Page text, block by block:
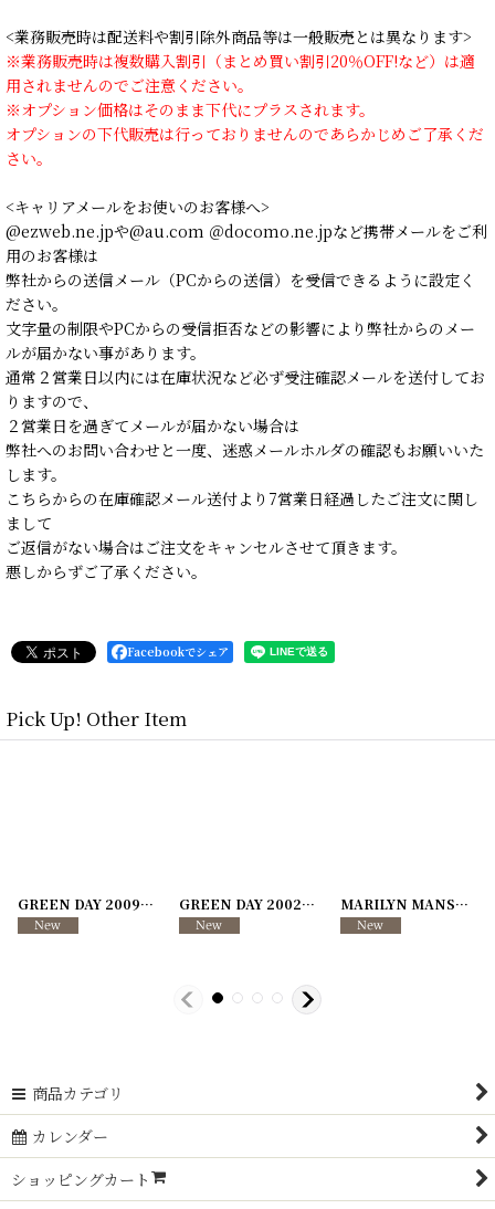
<業務販売時は配送料や割引除外商品等は一般販売とは異なります>
※業務販売時は複数購入割引（まとめ買い割引20％OFF!など）は適
用されませんのでご注意ください。
※オプション価格はそのまま下代にプラスされます。
オプションの下代販売は行っておりませんのであらかじめご了承くだ
さい。
<キャリアメールをお使いのお客様へ>
@ezweb.ne.jpや@au.com ＠docomo.ne.jpなど携帯メールをご利
用のお客様は
弊社からの送信メール（PCからの送信）を受信できるように設定く
ださい。
文字量の制限やPCからの受信拒否などの影響により弊社からのメー
ルが届かない事があります。
通常２営業日以内には在庫状況など必ず受注確認メールを送付してお
りますので、
２営業日を過ぎてメールが届かない場合は
弊社へのお問い合わせと一度、迷惑メールホルダの確認もお願いいた
します。
こちらからの在庫確認メール送付より7営業日経過したご注文に関し
まして
ご返信がない場合はご注文をキャンセルさせて頂きます。
悪しからずご了承ください。
Facebookでシェア
Pick Up! Other Item
07]
241204-08] [241204-06 [
[241204-01]
商品カテゴリ
カレンダー
ショッピングカート